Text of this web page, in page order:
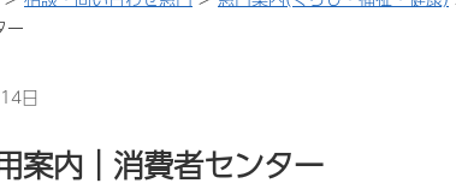
ー
日
案内｜消費者センター